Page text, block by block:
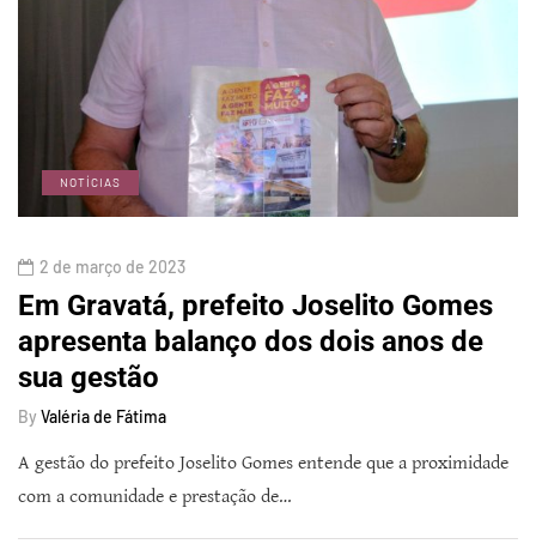
NOTÍCIAS
2 de março de 2023
Em Gravatá, prefeito Joselito Gomes
apresenta balanço dos dois anos de
sua gestão
By Valéria de Fátima
A gestão do prefeito Joselito Gomes entende que a proximidade
com a comunidade e prestação de…